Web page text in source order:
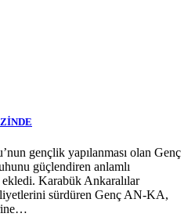
gençlik yapılanması olan Genç
güçlendiren anlamlı
Karabük Ankaralılar
sürdüren Genç AN-KA,